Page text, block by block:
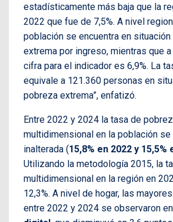
estadísticamente más baja que la
2022 que fue de 7,5%. A nivel
población se encuentra en
extrema por ingreso, mientras que
cifra para el indicador es 6,9%. La
equivale a 121.360 personas en
pobreza extrema”, enfatizó.
Entre 2022 y 2024 la tasa de
multidimensional en la población se
inalterada (15,8% en 2022 y 15,5%
Utilizando la metodología 2015, la
multidimensional en la región en
12,3%. A nivel de hogar, las
entre 2022 y 2024 se observaron en